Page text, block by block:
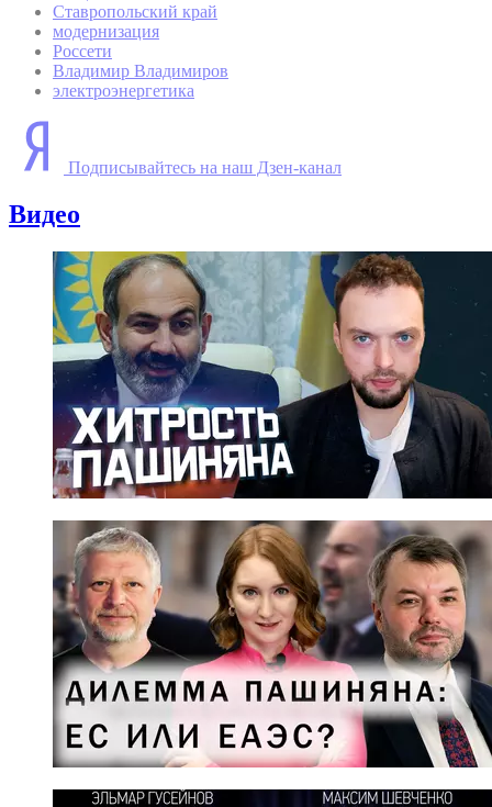
Ставропольский край
модернизация
Россети
Владимир Владимиров
электроэнергетика
Подписывайтесь на наш Дзен-канал
Видео